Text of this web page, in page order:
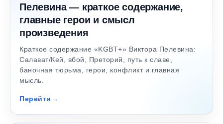
Пелевина — краткое содержание,
главные герои и смысл
произведения
Краткое содержание «KGBT+» Виктора Пелевина:
Салават/Кей, вбой, Преторий, путь к славе,
баночная тюрьма, герои, конфликт и главная
мысль.
Перейти